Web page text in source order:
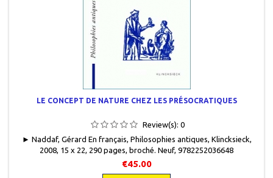
LE CONCEPT DE NATURE CHEZ LES PRÉSOCRATIQUES
Review(s): 0
► Naddaf, Gérard En français, Philosophies antiques, Klincksieck,
2008, 15 x 22, 290 pages, broché. Neuf, 9782252036648
€45.00